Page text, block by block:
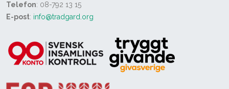
Telefon: 08-792 13 15
E-post: info@tradgard.org